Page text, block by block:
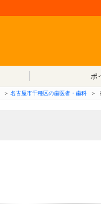
ポ
＞ 名古屋市千種区の歯医者・歯科 ＞